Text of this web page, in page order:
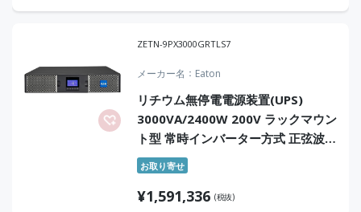
ZETN-9PX3000GRTLS7
メーカー名 Eaton
リチウム無停電電源装置(UPS)
3000VA/2400W 200V ラックマウン
ト型 常時インバーター方式 正弦波
センドバック7年保証付
お取り寄せ
¥1,591,336 (税抜)